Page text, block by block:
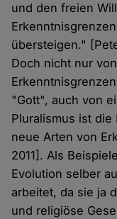
und den freien
übersteigen."
Doch nicht nur
"Gott", auch von
Pluralismus ist die
neue Arten von
2011]. Als
Evolution selber
arbeitet, da sie ja
und religiöse